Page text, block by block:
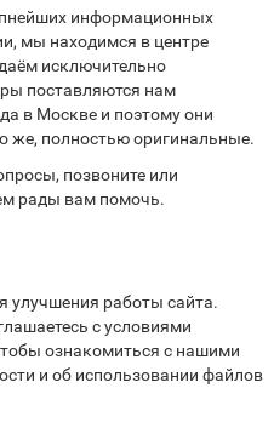
информационных
мы находимся в центре
исключительно
поставляются нам
в Москве и поэтому они
же, полностью оригинальные.
позвоните или
рады вам помочь.
улучшения работы сайта.
с условиями
ознакомиться с нашими
и об использовании файлов